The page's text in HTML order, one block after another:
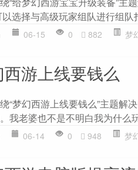
选择与高级玩家组队进行组队
06-15 0 882 梦
游上线要钱么
“梦幻西游上线要钱么”主题解
我老婆也不是不明白我为什么
06-14 0 948 梦